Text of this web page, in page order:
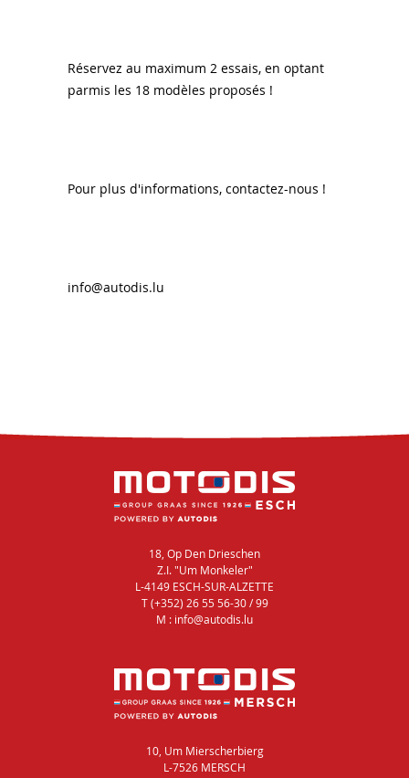
Réservez au maximum 2 essais, en optant
parmis les 18 modèles proposés !
Pour plus d'informations, contactez-nous !
info@autodis.lu
18, Op Den Drieschen
Z.I. "Um Monkeler"
L-4149 ESCH-SUR-ALZETTE
T (+352) 26 55 56-30 / 99
M : info@autodis.lu
10, Um Mierscherbierg
L-7526 MERSCH